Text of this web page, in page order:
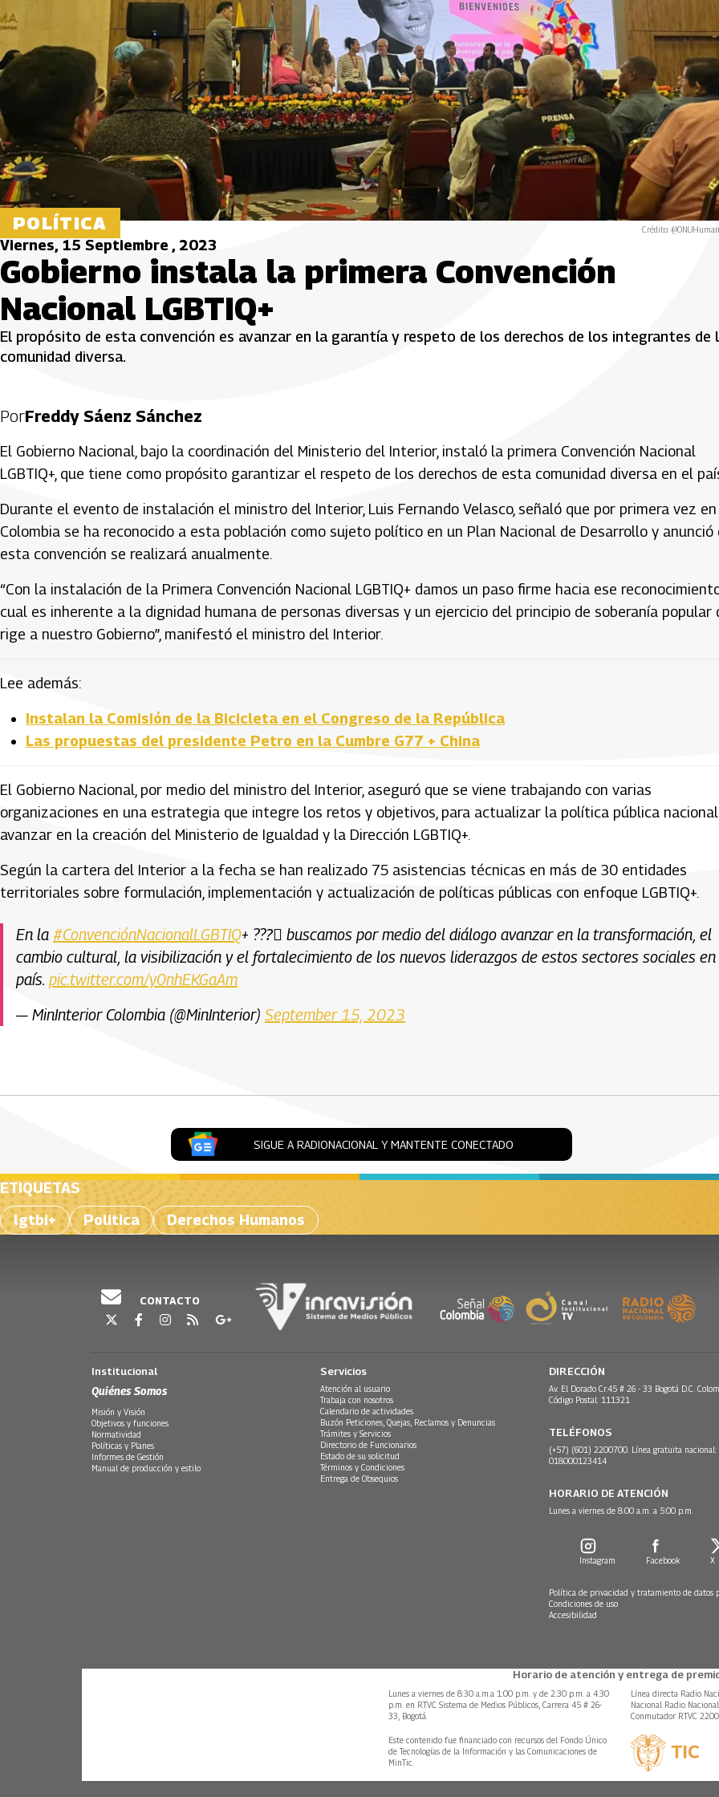
POLÍTICA Crédito:
Viernes, 15 Septiembre , 2023
Gobierno instala la primera Convención
Nacional LGBTIQ+
El propósito de esta convención es avanzar en la garantía y respeto de los derechos de los integrantes de
comunidad diversa.
PorFreddy Sáenz Sánchez
El Gobierno Nacional, bajo la coordinación del Ministerio del Interior, instaló la primera Convención Nacional
LGBTIQ+, que tiene como propósito garantizar el respeto de los derechos de esta comunidad diversa en el
Durante el evento de instalación el ministro del Interior, Luis Fernando Velasco, señaló que por primera vez en
Colombia se ha reconocido a esta población como sujeto político en un Plan Nacional de Desarrollo y anunció
esta convención se realizará anualmente.
“Con la instalación de la Primera Convención Nacional LGBTIQ+ damos un paso firme hacia ese
cual es inherente a la dignidad humana de personas diversas y un ejercicio del principio de soberanía popular
rige a nuestro Gobierno”, manifestó el ministro del Interior.
Lee además:
Instalan la Comisión de la Bicicleta en el Congreso de la República
Las propuestas del presidente Petro en la Cumbre G77 + China
El Gobierno Nacional, por medio del ministro del Interior, aseguró que se viene trabajando con varias
organizaciones en una estrategia que integre los retos y objetivos, para actualizar la política pública
avanzar en la creación del Ministerio de Igualdad y la Dirección LGBTIQ+.
Según la cartera del Interior a la fecha se han realizado 75 asistencias técnicas en más de 30 entidades
territoriales sobre formulación, implementación y actualización de políticas públicas con enfoque LGBTIQ+.
En la #ConvenciónNacionalLGBTIQ+ ?️‍??️‍⚧️ buscamos por medio del diálogo avanzar en la transformación, el
cambio cultural, la visibilización y el fortalecimiento de los nuevos liderazgos de estos sectores sociales
país. pic.twitter.com/y0nhEKGaAm
— MinInterior Colombia (@MinInterior) September 15, 2023
SIGUE A RADIONACIONAL Y MANTENTE CONECTADO
ETIQUETAS
lgtbi+
Politica Derechos Humanos
CONTACTO
Institucional
Quiénes Somos
Misión y Visión
Objetivos y funciones
Normatividad
Políticas y Planes
Informes de Gestión
Manual de producción y estilo
Servicios
Atención al usuario
Trabaja con nosotros
Calendario de actividades
Buzón Peticiones, Quejas, Reclamos y Denuncias
Trámites y Servicios
Directorio de Funcionarios
Estado de su solicitud
Términos y Condiciones
Entrega de Obsequios
DIRECCIÓN
Av. El Dorado Cr.45 # 26 - 33 Bogotá D.C.
Código Postal: 111321
TELÉFONOS
(+57) (601) 2200700. Línea gratuita nacional:
018000123414
HORARIO DE ATENCIÓN
Lunes a viernes de 8:00 a.m. a 5:00 p.m.
Instagram Facebook X
Política de privacidad y tratamiento de datos
Condiciones de uso
Accesibilidad
Horario de atención y entrega de
Lunes a viernes de 8:30 a.m.a 1:00 p.m. y de 2:30 p.m. a 4:30
p.m. en RTVC Sistema de Medios Públicos, Carrera 45 # 26-
33, Bogotá.
Línea directa Radio
Nacional Radio
Conmutador RTVC
Este contenido fue financiado con recursos del Fondo Único
de Tecnologías de la Información y las Comunicaciones de
MinTic.